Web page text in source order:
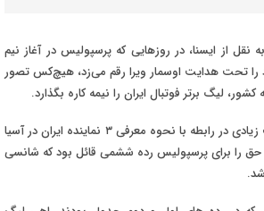
از ایسنا، در روزهایی که پرسپولیس در آغاز نیم
را تحت هدایت اوسمار ویرا رقم می‌زد، هیچ‌کس تصور
لیگ برتر فوتبال ایران را نیمه کاره بگذارد.
پس از جنگ، حرف و حدیث زیادی در رابطه با نحوه معرفی ۳ نماینده ایران در آسیا
را برای پرسپولیس رده ششمی قائل بود که شانسی
.